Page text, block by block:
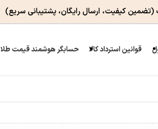
(تضمین کیفیت، ارسال رایگان، پشتیبانی سریع)
قوانین استرداد کالا حسابگر هوشمند قیمت طلا